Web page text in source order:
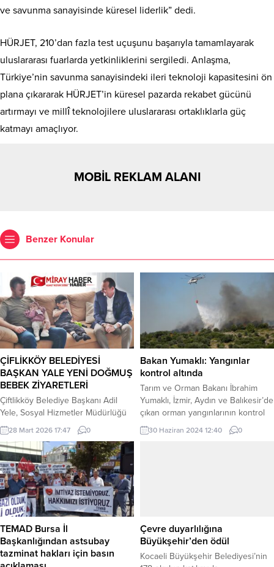
ve savunma sanayisinde küresel liderlik” dedi.
HÜRJET, 210’dan fazla test uçuşunu başarıyla tamamlayarak
uluslararası fuarlarda yetkinliklerini sergiledi. Anlaşma,
Türkiye’nin savunma sanayisindeki ileri teknoloji kapasitesini ön
plana çıkararak HÜRJET’in küresel pazarda rekabet gücünü
artırmayı ve millî teknolojilere uluslararası ortaklıklarla güç
katmayı amaçlıyor.
MOBİL REKLAM ALANI
Benzer Konular
ÇİFLİKKÖY BELEDİYESİ
BAŞKAN YALE YENİ DOĞMUŞ
BEBEK ZİYARETLERİ
Çiftlikköy Belediye Başkanı Adil
Yele, Sosyal Hizmetler Müdürlüğü
ekibiyle birlikte ‘Hoş Geldin Bebek’
projesi kapsamında gerçekleştirdiği
ziyaretlerde, hem miniklerle
tanışıyor hem de ailelerin
mutluluğuna ortak oluyor. Çiftlikköy
Belediyesi olarak yeni doğan
bebeklerin heyecanını ailelerle
birlikte yaşamaya devam ettiklerini
dile getiren Başkan Yele,
“Çiftlikköy’de hayata merhaba diyen
bebeklerimizin sevincini
ailelerimizle paylaşıyoruz....
28 Mart 2026 17:47 0
Bakan Yumaklı: Yangınlar
kontrol altında
Tarım ve Orman Bakanı İbrahim
Yumaklı, İzmir, Aydın ve Balıkesir’de
çıkan orman yangınlarının kontrol
altına alındığını açıkladı. İZMİR (İGFA)
–Tarım ve Orman Bakanlığı, dün
çalışmalarının sürdüğünü...
30 Haziran 2024 12:40 0
TEMAD Bursa İl
Başkanlığından astsubay
tazminat hakları için basın
Çevre duyarlılığına
Büyükşehir’den ödül
Kocaeli Büyükşehir Belediyesi’nin